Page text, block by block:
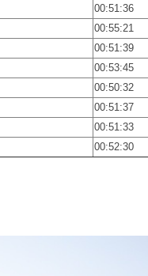
00:51:36
00:55:21
00:51:39
00:53:45
00:50:32
00:51:37
00:51:33
00:52:30